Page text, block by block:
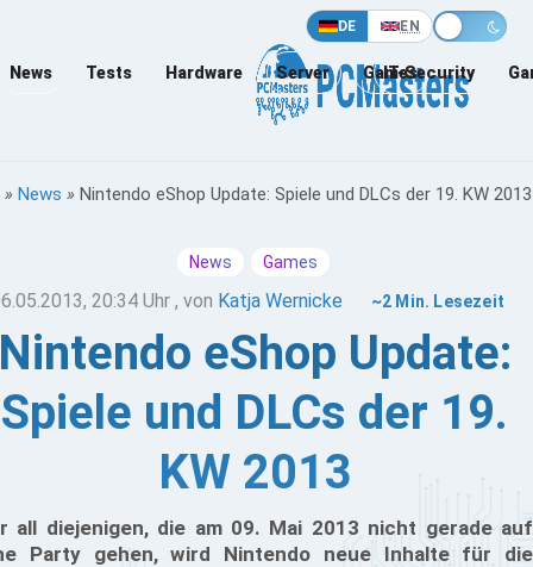
DE EN
News Tests Hardware Server Games
IT-Security
» News » Nintendo eShop Update: Spiele und DLCs der 19. KW 2013
News Games
20:34 Uhr , von Katja Wernicke ~2 Min. Lesezeit
eShop Update:
Spiele und DLCs der 19.
KW 2013
all diejenigen, die am 09. Mai 2013 nicht gerade auf
Party gehen, wird Nintendo neue Inhalte für die